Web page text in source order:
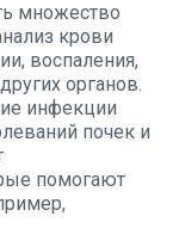
множество
крови
воспаления,
органов.
инфекции
почек и
помогают